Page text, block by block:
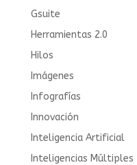
Gsuite
Herramientas 2.0
Hilos
Imágenes
Infografías
Innovación
Inteligencia Artificial
Inteligencias Múltiples